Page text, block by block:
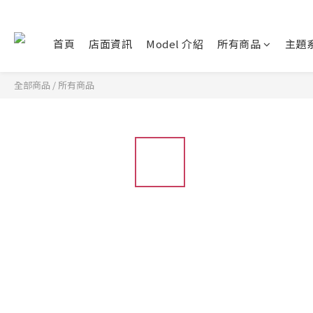
首頁 店面資訊 Model 介紹 所有商品 主題
全部商品 / 所有商品